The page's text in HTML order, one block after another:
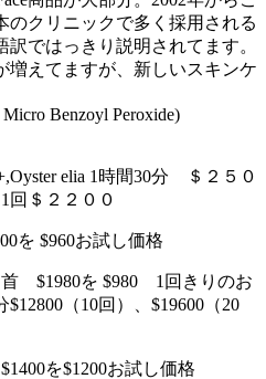
のクリニックで多く採用される
ではっきり説明されてます。
増えてますが、新しいスキンケ
Benzoyl Peroxide)
elia 1時間30分 ＄２５０
＄２２００
を $960お試し価格
$1980を $980 1回きりのお
（10回）、$19600（20
を$1200お試し価格